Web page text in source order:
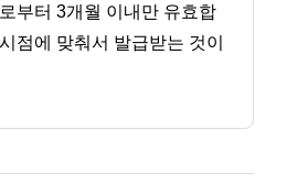
부터 3개월 이내만 유효합
점에 맞춰서 발급받는 것이